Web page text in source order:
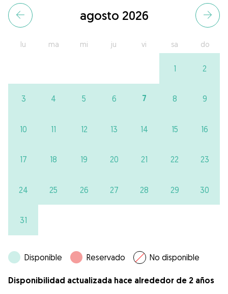
agosto 2026
lu ma mi ju vi sa do
1 2
3 4 5 6 7 8 9
10 11 12 13 14 15 16
17 18 19 20 21 22 23
24 25 26 27 28 29 30
31
Disponible Reservado No disponible
Disponibilidad actualizada hace alrededor de 2 años